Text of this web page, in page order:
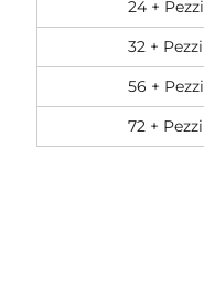
24 + Pezzi
32 + Pezzi
56 + Pezzi
72 + Pezzi